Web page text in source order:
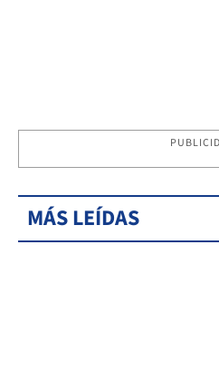
MÁS LEÍDAS